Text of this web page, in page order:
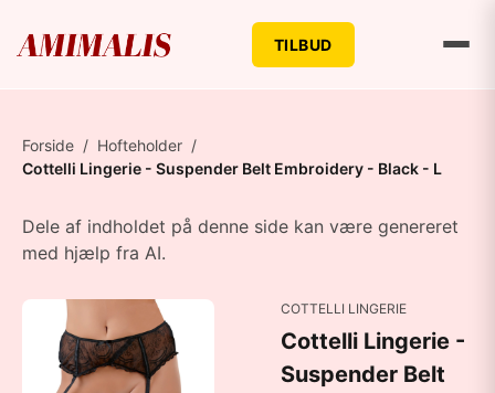
TILBUD
Forside / Hofteholder /
Cottelli Lingerie - Suspender Belt Embroidery - Black - L
Dele af indholdet på denne side kan være genereret
med hjælp fra AI.
COTTELLI LINGERIE
Cottelli Lingerie -
Suspender Belt